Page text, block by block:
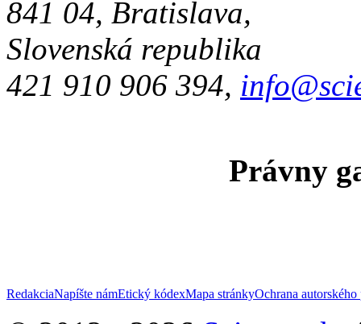
841 04, Bratislava,
Slovenská republika
421 910 906 394,
Právny
RedakciaNapíšte námEtický kódexMapa stránkyOchrana autorského